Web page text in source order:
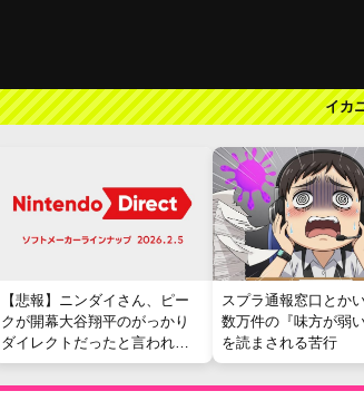
イカ
【悲報】ニンダイさん、ピー
クが開幕大谷翔平のがっかり
ダイレクトだったと言われて
しまう
スプラ通報窓口とか
数万件の『味方が弱
を読まされる苦行